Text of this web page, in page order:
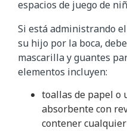
espacios de juego de
Si está administrando
su hijo por la boca,
mascarilla y guantes
elementos incluyen:
toallas de papel o
absorbente con
contener